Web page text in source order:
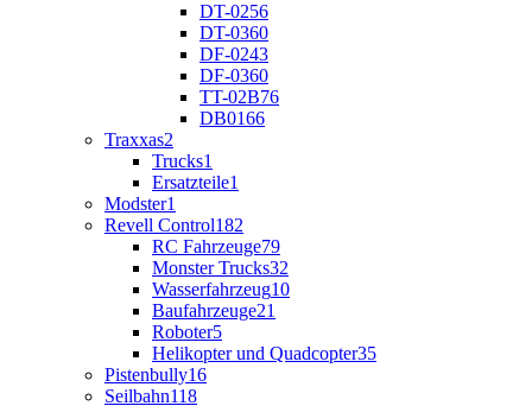
DT-0256
DT-0360
DF-0243
DF-0360
TT-02B76
DB0166
Traxxas2
Trucks1
Ersatzteile1
Modster1
Revell Control182
RC Fahrzeuge79
Monster Trucks32
Wasserfahrzeug10
Baufahrzeuge21
Roboter5
Helikopter und Quadcopter35
Pistenbully16
Seilbahn118